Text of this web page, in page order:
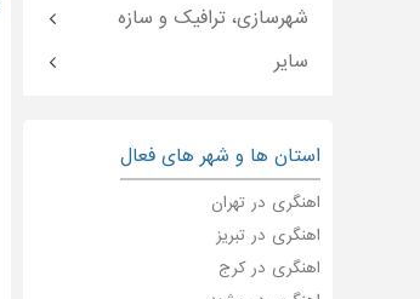
شهرسازی، ترافیک و سازه
سایر
استان ها و شهر های فعال
اهنگری در تهران
اهنگری در تبریز
اهنگری در کرج